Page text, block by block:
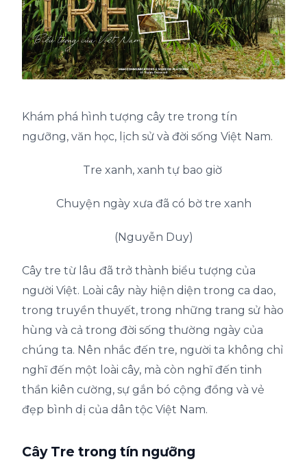
Khám phá hình tượng cây tre trong tín
ngưỡng, văn học, lịch sử và đời sống Việt Nam.
Tre xanh, xanh tự bao giờ
Chuyện ngày xưa đã có bờ tre xanh
(Nguyễn Duy)
Cây tre từ lâu đã trở thành biểu tượng của
người Việt. Loài cây này hiện diện trong ca dao,
trong truyền thuyết, trong những trang sử hào
hùng và cả trong đời sống thường ngày của
chúng ta. Nên nhắc đến tre, người ta không chỉ
nghĩ đến một loài cây, mà còn nghĩ đến tinh
thần kiên cường, sự gắn bó cộng đồng và vẻ
đẹp bình dị của dân tộc Việt Nam.
Cây Tre trong tín ngưỡng